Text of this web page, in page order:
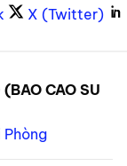
X (Twitter)
CAO SU
Phòng